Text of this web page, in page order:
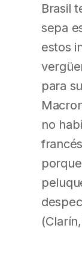
Brasil
sepa
estos
para
no